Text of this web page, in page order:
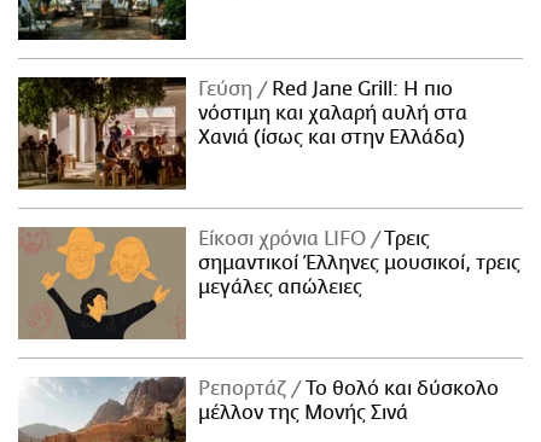
Γεύση
Red Jane Grill: Η πιο
νόστιμη και χαλαρή αυλή στα
Χανιά (ίσως και στην Ελλάδα)
Είκοσι χρόνια LIFO
Tρεις
σημαντικοί Έλληνες μουσικοί, τρεις
μεγάλες απώλειες
Ρεπορτάζ
Το θολό και δύσκολο
μέλλον της Μονής Σινά